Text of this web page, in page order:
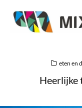
eten en
Heerlijke